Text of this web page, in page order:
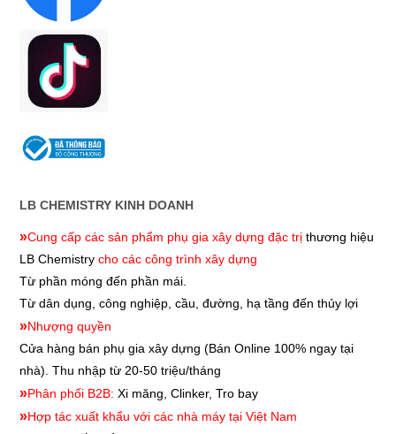
LB CHEMISTRY KINH DOANH
»Cung cấp các sản phẩm phụ gia xây dựng đặc trị thương hiệu
LB Chemistrycho các công trình xây dựng
Từ phần móng đến phần mái.
Từ dân dụng, công nghiệp, cầu, đường, hạ tầng đến thủy lợi
»Nhượng quyền
Cửa hàng bán phụ gia xây dựng (Bán Online 100% ngay tại
nhà). Thu nhập từ 20-50 triệu/tháng
»Phân phối B2B: Xi măng, Clinker, Tro bay
»Hợp tác xuất khẩu với các nhà máy tại Việt Nam